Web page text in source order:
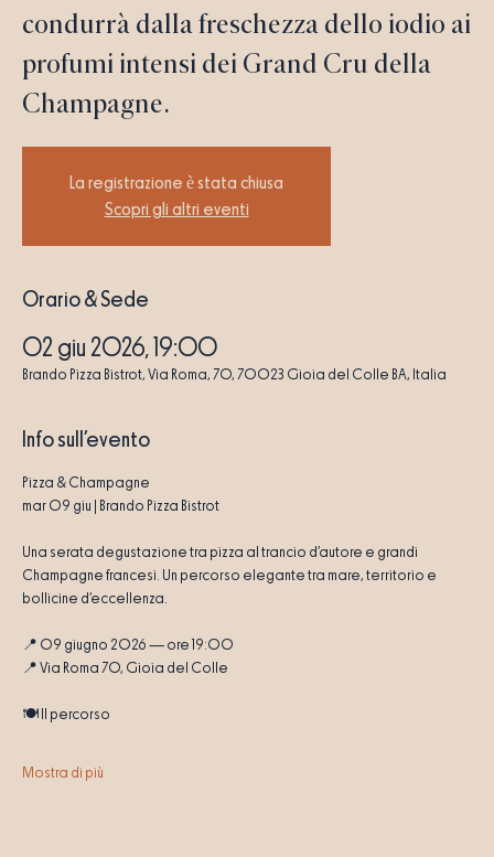
condurrà dalla freschezza dello iodio ai
profumi intensi dei Grand Cru della
Champagne.
La registrazione è stata chiusa
Scopri gli altri eventi
Orario & Sede
02 giu 2026, 19:00
Brando Pizza Bistrot, Via Roma, 70, 70023 Gioia del Colle BA, Italia
Info sull'evento
Pizza & Champagne
mar 09 giu | Brando Pizza Bistrot
Una serata degustazione tra pizza al trancio d’autore e grandi
Champagne francesi. Un percorso elegante tra mare, territorio e
bollicine d’eccellenza.
📍 09 giugno 2026 — ore 19:00
📍 Via Roma 70, Gioia del Colle
🍽️ Il percorso
Mostra di più